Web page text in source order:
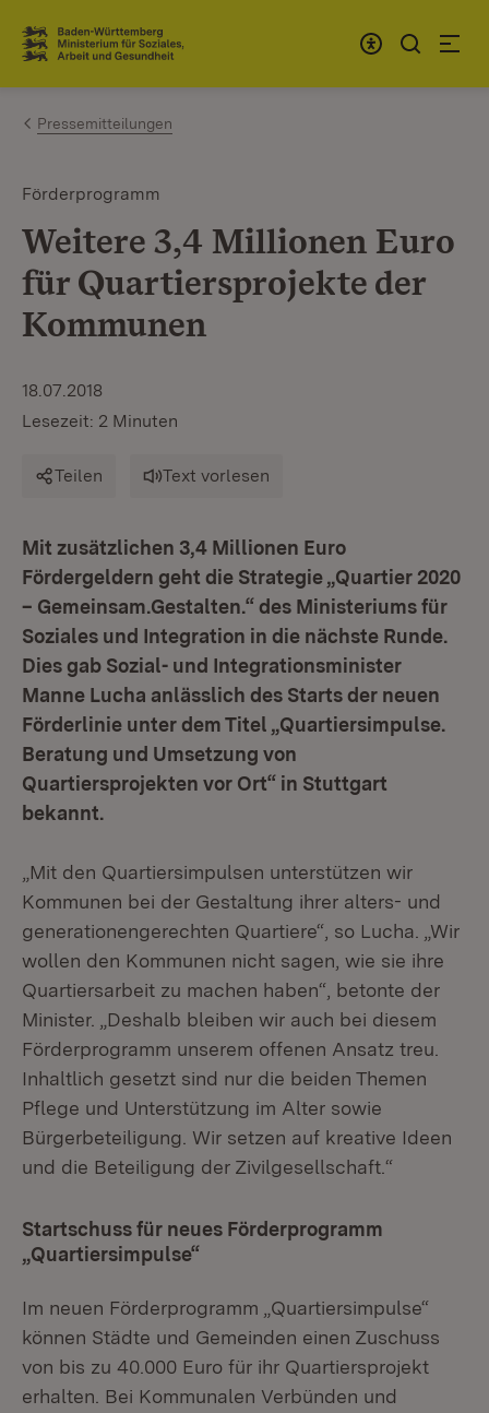
Zum Inhalt springen
Link zur Startseite
Pressemitteilungen
Förderprogramm
Weitere 3,4 Millionen Euro
für Quartiersprojekte der
Kommunen
18.07.2018
Lesezeit: 2 Minuten
Teilen Text vorlesen
Mit zusätzlichen 3,4 Millionen Euro
Fördergeldern geht die Strategie „Quartier 2020
– Gemeinsam.Gestalten.“ des Ministeriums für
Soziales und Integration in die nächste Runde.
Dies gab Sozial- und Integrationsminister
Manne Lucha anlässlich des Starts der neuen
Förderlinie unter dem Titel „Quartiersimpulse.
Beratung und Umsetzung von
Quartiersprojekten vor Ort“ in Stuttgart
bekannt.
„Mit den Quartiersimpulsen unterstützen wir
Kommunen bei der Gestaltung ihrer alters- und
generationengerechten Quartiere“, so Lucha. „Wir
wollen den Kommunen nicht sagen, wie sie ihre
Quartiersarbeit zu machen haben“, betonte der
Minister. „Deshalb bleiben wir auch bei diesem
Förderprogramm unserem offenen Ansatz treu.
Inhaltlich gesetzt sind nur die beiden Themen
Pflege und Unterstützung im Alter sowie
Bürgerbeteiligung. Wir setzen auf kreative Ideen
und die Beteiligung der Zivilgesellschaft.“
Startschuss für neues Förderprogramm
„Quartiersimpulse“
Im neuen Förderprogramm „Quartiersimpulse“
können Städte und Gemeinden einen Zuschuss
von bis zu 40.000 Euro für ihr Quartiersprojekt
erhalten. Bei Kommunalen Verbünden und